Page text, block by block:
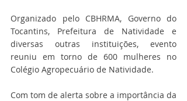
Organizado pelo CBHRMA, Governo do
Tocantins, Prefeitura de Natividade e
diversas outras instituições, evento
reuniu em torno de 600 mulheres no
Colégio Agropecuário de Natividade.
Com tom de alerta sobre a importância da